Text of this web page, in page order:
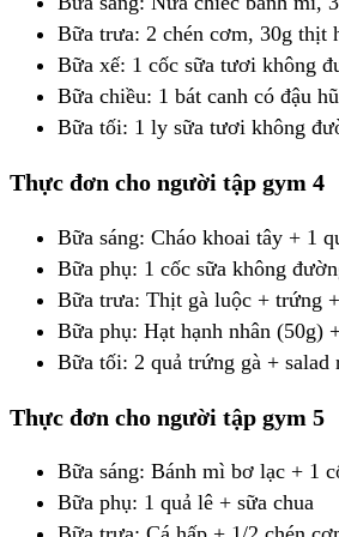
Bữa trưa: 2 chén cơm, 30g thịt
Bữa xế: 1 cốc sữa tươi không
Bữa chiều: 1 bát canh có đậu
Bữa tối: 1 ly sữa tươi không
Thực đơn cho người tập gym 4
Bữa sáng: Cháo khoai tây + 1
Bữa phụ: 1 cốc sữa không
Bữa trưa: Thịt gà luộc + trứng
Bữa phụ: Hạt hạnh nhân (50g)
Bữa tối: 2 quả trứng gà + salad
Thực đơn cho người tập gym 5
Bữa sáng: Bánh mì bơ lạc + 1
Bữa phụ: 1 quả lê + sữa chua